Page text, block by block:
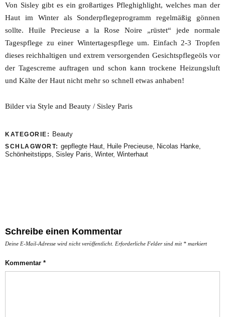
Von Sisley gibt es ein großartiges Pfleghighlight, welches man der
Haut im Winter als Sonderpflegeprogramm regelmäßig gönnen
sollte. Huile Precieuse a la Rose Noire „rüstet“ jede normale
Tagespflege zu einer Wintertagespflege um. Einfach 2-3 Tropfen
dieses reichhaltigen und extrem versorgenden Gesichtspflegeöls vor
der Tagescreme auftragen und schon kann trockene Heizungsluft
und Kälte der Haut nicht mehr so schnell etwas anhaben!
Bilder via Style and Beauty / Sisley Paris
KATEGORIE: Beauty
SCHLAGWORT: gepflegte Haut Huile Precieuse Nicolas Hanke
Schönheitstipps Sisley Paris Winter, Winterhaut
Schreibe einen Kommentar
Deine E-Mail-Adresse wird nicht veröffentlicht. Erforderliche Felder sind mit * markiert
Kommentar *